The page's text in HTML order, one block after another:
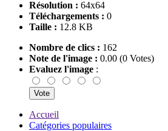
Résolution : 64x64
Téléchargements : 0
Taille : 12.8 KB
Nombre de clics : 162
Note de l'image : 0.00 (0 Votes)
Evaluez l'image :
Accueil
Catégories populaires